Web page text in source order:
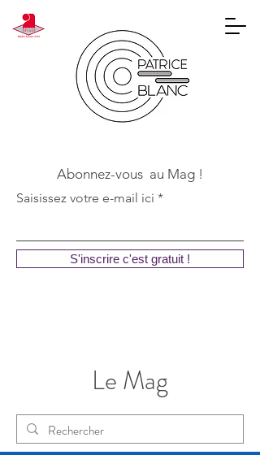
Abonnez-vous au Mag !
Saisissez votre e-mail ici
S'inscrire c'est gratuit !
Le Mag